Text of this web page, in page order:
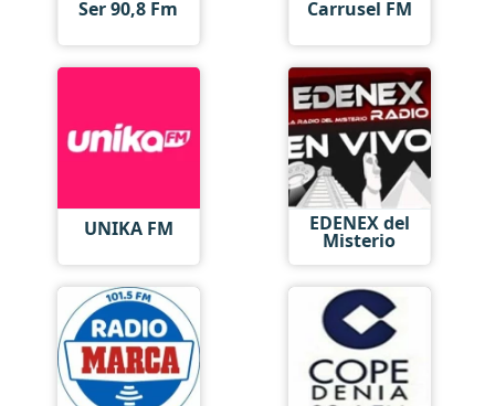
Ser 90,8 Fm Carrusel FM
UNIKA FM EDENEX del
Misterio